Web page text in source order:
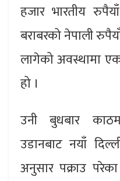
हजार भारतीय
बराबरको नेपाली
लागेको अवस्थामा एक
हो ।
उनी बुधबार
उडानबाट नयाँ
अनुसार पक्राउ